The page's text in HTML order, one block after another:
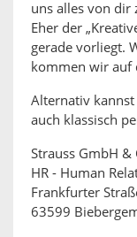
uns alles von dir
Eher der
gerade vorliegt.
kommen wir auf
Alternativ
auch klassisch
Strauss GmbH &
HR - Human
Frankfurter
63599